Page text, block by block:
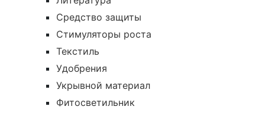
Средство защиты
Стимуляторы роста
Текстиль
Удобрения
Укрывной материал
Фитосветильник